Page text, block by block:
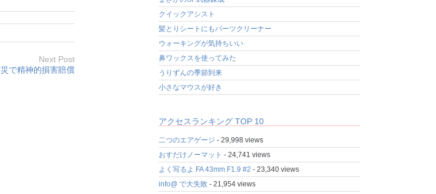
Next Post
で精神的損害賠償
クイックアシスト
髪とりシートにもパーツクリーナー
ウォーキングが気持ちいい
鼻ワックスを使ってみた
うりずんの季節到来
小さなマウスが好き
アクセスランキング TOP 10
二つのエアゲージ - 29,998 views
おすだけノーマット - 24,741 views
よく写るよ FA 43mm F1.9 #2 - 23,340 views
info@ で大失敗- 21,954 views